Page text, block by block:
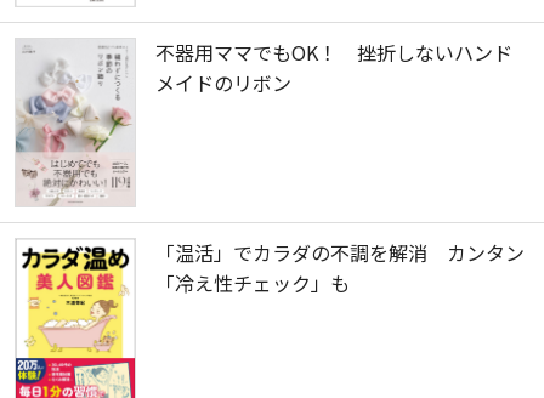
不器用ママでもOK！ 挫折しないハンド
メイドのリボン
「温活」でカラダの不調を解消 カンタン
「冷え性チェック」も